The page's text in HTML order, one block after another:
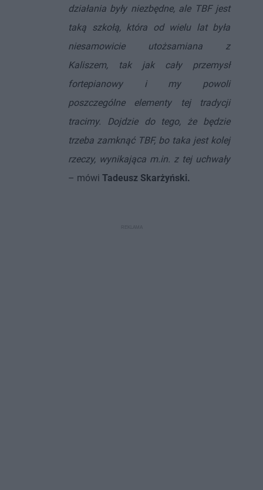
działania były niezbędne, ale TBF jest
taką szkołą, która od wielu lat była
niesamowicie utożsamiana z
Kaliszem, tak jak cały przemysł
fortepianowy i my powoli
poszczególne elementy tej tradycji
tracimy. Dojdzie do tego, że będzie
trzeba zamknąć TBF, bo taka jest kolej
rzeczy, wynikająca m.in. z tej uchwały
– mówi Tadeusz Skarżyński.